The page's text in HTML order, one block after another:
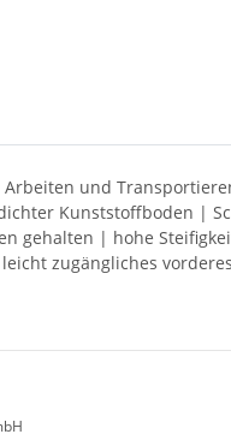
und
Kunststoffboden |
gehalten | hohe
zugängliches